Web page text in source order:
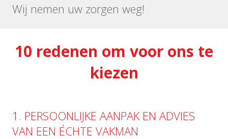
Wij nemen uw zorgen weg!
10 redenen om voor ons te
kiezen
1. PERSOONLIJKE AANPAK EN ADVIES
VAN EEN ÉCHTE VAKMAN